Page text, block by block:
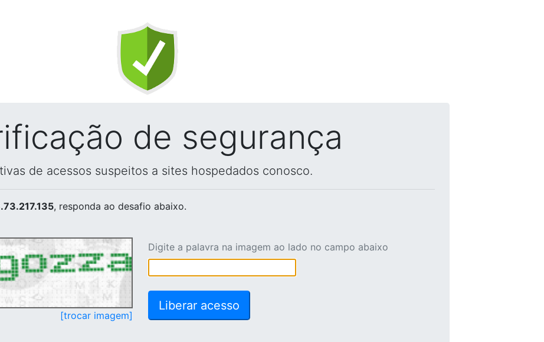
de segurança
de acessos suspeitos a sites hospedados conosco.
, responda ao desafio abaixo.
[trocar imagem]
Digite a palavra na imagem ao lado no campo abaixo